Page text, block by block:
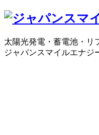
太陽光発電・蓄電池・リ
ジャパンスマイルエナジ